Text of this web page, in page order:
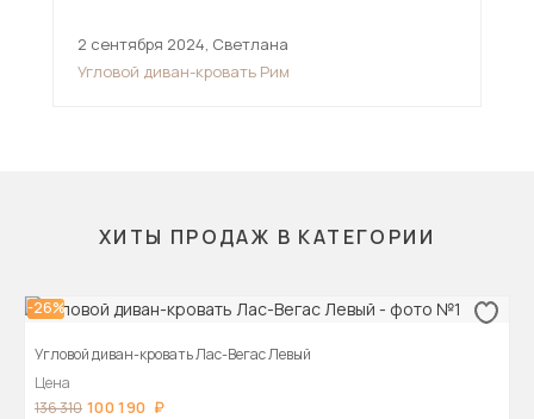
2 сентября 2024, Светлана
Угловой диван-кровать Рим
ХИТЫ ПРОДАЖ В КАТЕГОРИИ
-26%
Угловой диван-кровать Лас-Вегас Левый
Цена
136 310 100 190